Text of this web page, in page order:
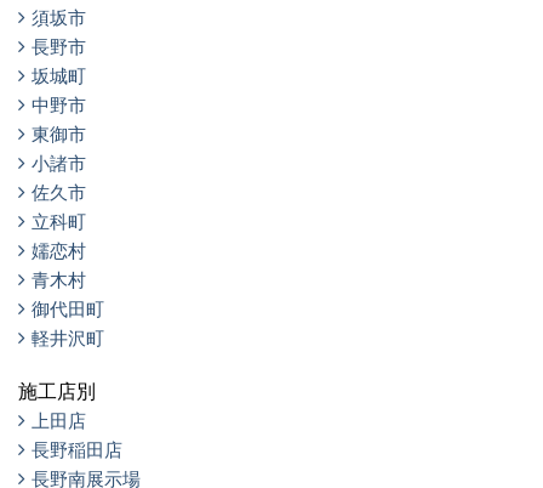
須坂市
長野市
坂城町
中野市
東御市
小諸市
佐久市
立科町
嬬恋村
青木村
御代田町
軽井沢町
施工店別
上田店
長野稲田店
長野南展示場